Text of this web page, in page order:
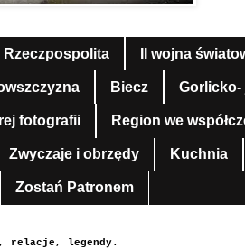
II Rzeczpospolita II wojna
Biecz Gorlicko-
fotografii Region we
Zwyczaje i obrzędy Kuchnia
Zostań Patronem
relacje, legendy.